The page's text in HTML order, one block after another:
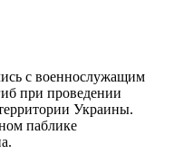
с военнослужащим
при проведении
Украины.
паблике